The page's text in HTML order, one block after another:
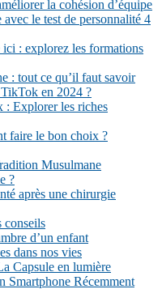
la cohésion d’équipe
le test de personnalité 4
ici : explorez les formations
: tout ce qu’il faut savoir
en 2024 ?
: Explorer les riches
faire le bon choix ?
Musulmane
?
après une chirurgie
conseils
d’un enfant
dans nos vies
Capsule en lumière
Smartphone Récemment